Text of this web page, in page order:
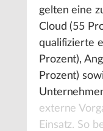
gelten eine
Cloud (55
qualifizierte
Prozent),
Prozent)
externe
Einsatz. So